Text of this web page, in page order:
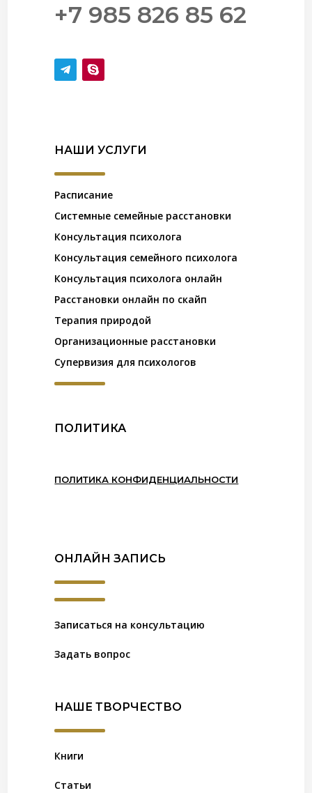
+7 985 826 85 62
НАШИ УСЛУГИ
Расписание
Системные семейные расстановки
Консультация психолога
Консультация семейного психолога
Консультация психолога онлайн
Расстановки онлайн по скайп
Терапия природой
Организационные расстановки
Супервизия для психологов
ПОЛИТИКА
ПОЛИТИКА КОНФИДЕНЦИАЛЬНОСТИ
ОНЛАЙН ЗАПИСЬ
Записаться на консультацию
Задать вопрос
НАШЕ ТВОРЧЕСТВО
Книги
Статьи